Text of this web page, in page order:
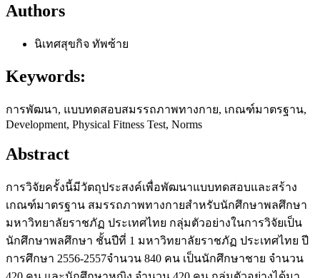
Authors
นิเทศสุขกิจ ทัพซ้าย
Keywords:
การพัฒนา, แบบทดสอบสมรรถภาพทางกาย, เกณฑ์มาตรฐาน,
Development, Physical Fitness Test, Norms
Abstract
การวิจัยครั้งนี้มีวัตถุประสงค์เพื่อพัฒนาแบบทดสอบและสร้าง
เกณฑ์มาตรฐาน สมรรถภาพทางกายสำหรับนักศึกษาพลศึกษา
มหาวิทยาลัยราชภัฏ ประเทศไทย กลุ่มตัวอย่างในการวิจัยเป็น
นักศึกษาพลศึกษา ชั้นปีที่ 1 มหาวิทยาลัยราชภัฏ ประเทศไทย ปี
การศึกษา 2556-2557จำนวน 840 คน เป็นนักศึกษาชาย จำนวน